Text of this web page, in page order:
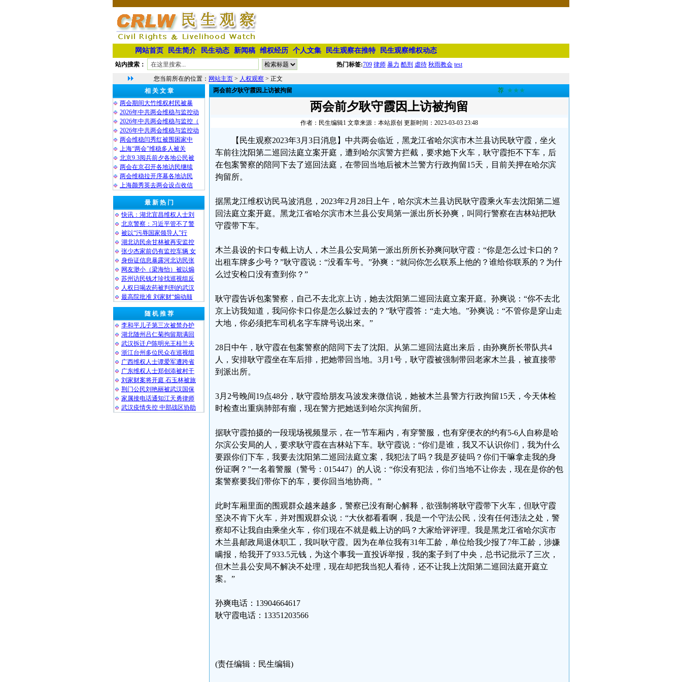
网站首页 民生简介 民生动态 新闻稿 维权经历 个人文集 民生观察在推特 民生观察维权动态
站内搜索： 热门标签:709 律师 暴力 酷刑 虐待 秋雨教会 test
您当前所在的位置： 网站主页 > 人权观察 > 正文
相 关 文 章
两会期间大竹维权村民被暴
2026年中共两会维稳与监控动
2026年中共两会维稳与监控（
2026年中共两会维稳与监控动
两会维稳闫秀红被围困家中
上海“两会”维稳多人被关
北京9.3阅兵前夕各地公民被
两会在京召开各地访民继续
两会维稳拉开序幕各地访民
上海颜秀英去两会设点收信
最 新 热 门
快讯：湖北宜昌维权人士刘
北京警察：习近平管不了警
被以“污辱国家领导人”行
湖北访民余甘林被再安监控
张少杰家前仍有监控车辆 女
身份证信息暴露河北访民张
网友渺小（梁海怡）被以煽
苏州访民钱才珍找巡视组反
人权日喝农药被判刑的武汉
最高院批准 刘家财“煽动颠
随 机 推 荐
李和平儿子第三次被禁办护
湖北随州吕仁菊拘留期满回
武汉拆迁户陈明光王桂兰夫
浙江台州多位民众在巡视组
广西维权人士谭爱军遭跨省
广东维权人士郑创添被村干
刘家财案将开庭 石玉林被旅
荆门公民刘艳丽被武汉国保
家属接电话通知江天勇律师
武汉疫情失控 中部战区协助
两会前夕耿守霞因上访被拘留 荐 ★★★
两会前夕耿守霞因上访被拘留
作者：民生编辑1 文章来源：本站原创 更新时间：2023-03-03 23:48
【民生观察2023年3月3日消息】中共两会临近，黑龙江省哈尔滨市木兰县访民耿守霞，坐火
车前往沈阳第二巡回法庭立案开庭，遭到哈尔滨警方拦截，要求她下火车，耿守霞拒不下车，后
在包案警察的陪同下去了巡回法庭，在带回当地后被木兰警方行政拘留15天，目前关押在哈尔滨
拘留所。
据黑龙江维权访民马波消息，2023年2月28日上午，哈尔滨木兰县访民耿守霞乘火车去沈阳第二巡
回法庭立案开庭。黑龙江省哈尔滨市木兰县公安局第一派出所长孙爽，叫同行警察在吉林站把耿
守霞带下车。
木兰县设的卡口专截上访人，木兰县公安局第一派出所所长孙爽问耿守霞：“你是怎么过卡口的？
出租车牌多少号？”耿守霞说：“没看车号。”孙爽：“就问你怎么联系上他的？谁给你联系的？为什
么过安检口没有查到你？”
耿守霞告诉包案警察，自己不去北京上访，她去沈阳第二巡回法庭立案开庭。孙爽说：“你不去北
京上访我知道，我问你卡口你是怎么躲过去的？”耿守霞答：“走大地。”孙爽说：“不管你是穿山走
大地，你必须把车司机名字车牌号说出來。”
28日中午，耿守霞在包案警察的陪同下去了沈阳。从第二巡回法庭出来后，由孙爽所长带队共4
人，安排耿守霞坐在车后排，把她带回当地。3月1号，耿守霞被强制带回老家木兰县，被直接带
到派出所。
3月2号晚间19点48分，耿守霞给朋友马波发来微信说，她被木兰县警方行政拘留15天，今天体检
时检查出重病肺部有瘤，现在警方把她送到哈尔滨拘留所。
据耿守霞拍摄的一段现场视频显示，在一节车厢内，有穿警服，也有穿便衣的约有5-6人自称是哈
尔滨公安局的人，要求耿守霞在吉林站下车。耿守霞说：“你们是谁，我又不认识你们，我为什么
要跟你们下车，我要去沈阳第二巡回法庭立案，我犯法了吗？我是歹徒吗？你们干嘛拿走我的身
份证啊？”一名着警服（警号：015447）的人说：“你没有犯法，你们当地不让你去，现在是你的包
案警察要我们带你下的车，要你回当地协商。”
此时车厢里面的围观群众越来越多，警察已没有耐心解释，欲强制将耿守霞带下火车，但耿守霞
坚决不肯下火车，并对围观群众说：“大伙都看看啊，我是一个守法公民，没有任何违法之处，警
察却不让我自由乘坐火车，你们现在不就是截上访的吗？大家给评评理。我是黑龙江省哈尔滨市
木兰县邮政局退休职工，我叫耿守霞。因为在单位我有31年工龄，单位给我少报了7年工龄，涉嫌
瞒报，给我开了933.5元钱，为这个事我一直投诉举报，我的案子到了中央，总书记批示了三次，
但木兰县公安局不解决不处理，现在却把我当犯人看待，还不让我上沈阳第二巡回法庭开庭立
案。”
孙爽电话：13904664617
耿守霞电话：13351203566
(责任编辑：民生编辑)